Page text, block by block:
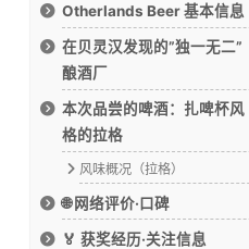
Otherlands Beer 基本信息
在贝灵汉发现的”独一无二”
酿酒厂
本次品尝的啤酒：扎啤杯风
格的拉格
风味概况（拉格）
🌐 网络评价·口碑
🏅 获奖经历·关注信息